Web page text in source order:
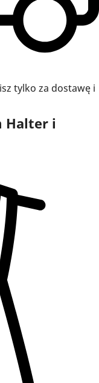
tylko za dostawę i
Halter i